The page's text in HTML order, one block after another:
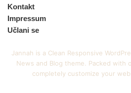
Kontakt
Impressum
Učlani se
Jannah is a Clean Responsive
News and Blog theme. Packed with
completely customize your